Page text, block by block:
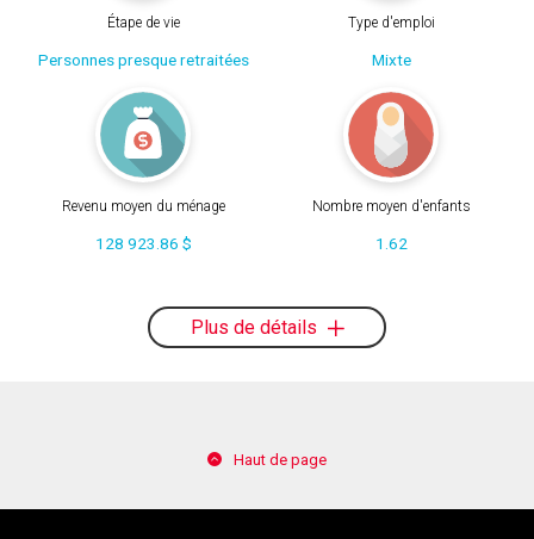
Étape de vie
Personnes presque retraitées
Type d'emploi
Mixte
Revenu moyen du ménage
128 923.86 $
Nombre moyen d'enfants
1.62
Plus de détails
Haut de page